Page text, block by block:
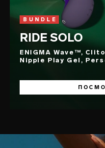
BUNDLE
RIDE SOLO
ENIGMA Wave™,
Nipple Play Gel,